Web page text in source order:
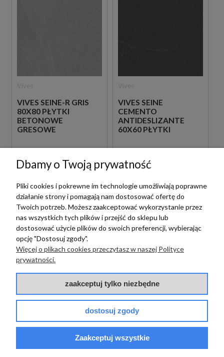
VIVES SEINE-R GRIS
80X80 PŁYTKI
BETONOWE
GRESOWE
VIVES SEINE
CEMENTO
ANTIDESLIZANTE
60X60 PŁYTKI
GRESOWE
Vives
VIVES SEINE GRIS
ANTIDESLIZANTE
BETONOWE
GRESOWE
Vives
VIVES SEINE-R
CEMENTO 80X80
PŁYTKI BETONOWE
GRESOWE
200,00 zł
Dbamy o Twoją prywatność
Pliki cookies i pokrewne im technologie umożliwiają poprawne
działanie strony i pomagają nam dostosować ofertę do
Twoich potrzeb. Możesz zaakceptować wykorzystanie przez
nas wszystkich tych plików i przejść do sklepu lub
dostosować użycie plików do swoich preferencji, wybierając
opcję "Dostosuj zgody".
Więcej o plikach cookies przeczytasz w naszej Polityce
prywatności.
zaakceptuj tylko niezbędne
dostosuj zgody
Zaakceptuj wszystkie